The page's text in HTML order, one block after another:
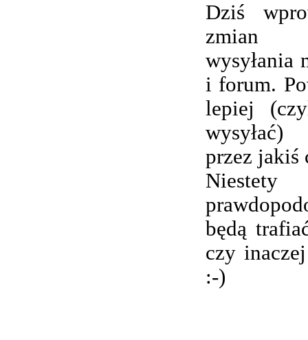
Dziś
zmian
wysyłania
i forum.
lepiej
przez jakiś
będą
czy
:-)